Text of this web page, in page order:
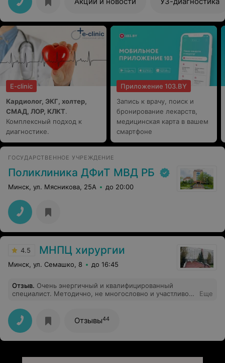
E-clinic
Кардиолог, ЭКГ, холтер,
СМАД, ЛОР, КЛКТ.
Комплексный подход к
диагностике.
Приложение 103.BY
Запись к врачу, поиск и
бронирование лекарств,
медицинская карта в вашем
смартфоне
ГОСУДАРСТВЕННОЕ УЧРЕЖДЕНИЕ
Поликлиника ДФиТ МВД РБ
Минск, ул. Мясникова, 25А до 20:00
4.5 МНПЦ хирургии
Минск, ул. Семашко, 8 до 16:45
Отзыв. Очень энергичный и квалифицированный
специалист. Методично, не многословно и участливо
консультации. Бескорыстно делиться всем доступным.
Красивая женщина. Большое спасибо.
Еще
Отзывы44